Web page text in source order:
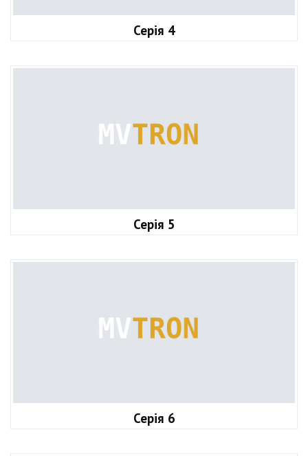
Серія 4
Серія 5
Серія 6